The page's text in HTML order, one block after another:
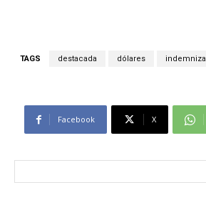
TAGS destacada dólares
Facebook X